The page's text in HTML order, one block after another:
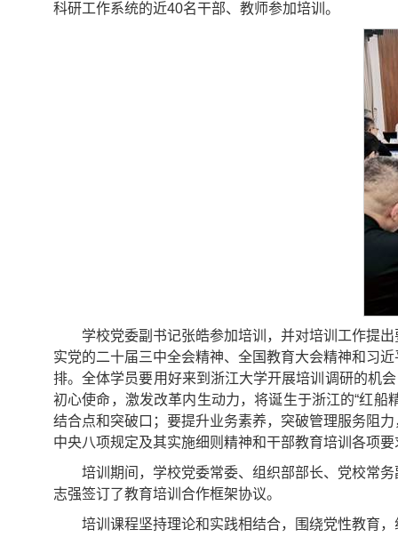
科研工作系统的近40名干部、教师参加培训。
学校党委副书记张皓参加培训，并对培训工作提
实党的二十届三中全会精神、全国教育大会精神和习
排。全体学员要用好来到浙江大学开展培训调研的机
初心使命，激发改革内生动力，将诞生于浙江的“红船
结合点和突破口；要提升业务素养，突破管理服务阻
中央八项规定及其实施细则精神和干部教育培训各项要
培训期间，学校党委常委、组织部部长、党校常
志强签订了教育培训合作框架协议。
培训课程坚持理论和实践相结合，围绕党性教育